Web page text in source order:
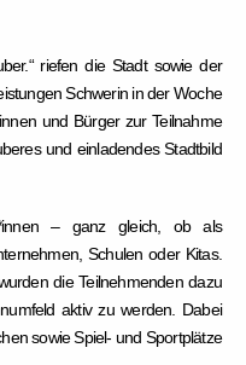
riefen die Stadt sowie der
Schwerin in der Woche
und Bürger zur Teilnahme
und einladendes Stadtbild
– ganz gleich, ob als
Schulen oder Kitas.
die Teilnehmenden dazu
aktiv zu werden. Dabei
sowie Spiel- und Sportplätze